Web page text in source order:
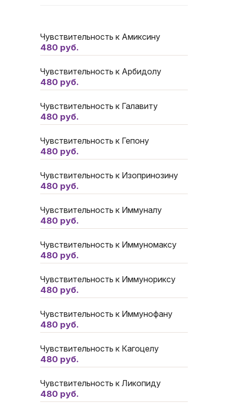
Чувствительность к Амиксину
480 руб.
Чувствительность к Арбидолу
480 руб.
Чувствительность к Галавиту
480 руб.
Чувствительность к Гепону
480 руб.
Чувствительность к Изопринозину
480 руб.
Чувствительность к Иммуналу
480 руб.
Чувствительность к Иммуномаксу
480 руб.
Чувствительность к Иммунориксу
480 руб.
Чувствительность к Иммунофану
480 руб.
Чувствительность к Кагоцелу
480 руб.
Чувствительность к Ликопиду
480 руб.